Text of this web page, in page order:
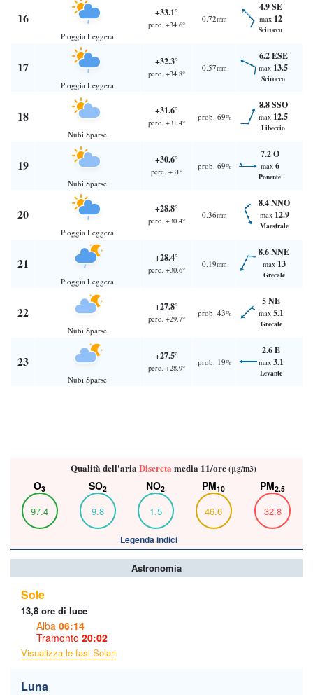
16
Pioggia Leggera
+33.1°
perc. +34.6°
0.72mm
4.9 SE
max 12
Scirocco
17
Pioggia Leggera
+32.3°
perc. +34.8°
0.57mm
6.2 ESE
max 13.5
Scirocco
18
Nubi Sparse
+31.6°
perc. +31.4°
prob. 69%
8.8 SSO
max 12.5
Libeccio
19
Nubi Sparse
+30.6°
perc. +31°
prob. 69%
7.2 O
max 6
Ponente
20
Pioggia Leggera
+28.8°
perc. +30.4°
0.36mm
8.4 NNO
max 12.9
Maestrale
21
Pioggia Leggera
+28.4°
perc. +30.6°
0.19mm
8.6 NNE
max 13
Grecale
22
Nubi Sparse
+27.8°
perc. +29.7°
prob. 43%
5 NE
max 5.1
Grecale
23
Nubi Sparse
+27.5°
perc. +28.9°
prob. 19%
2.6 E
max 3.1
Levante
Qualità dell'aria Discreta media 11/ore(μg/m3)
O3
97.4
SO2
9.8
NO2
1.5
PM10
46.6
PM2.5
32.8
Legenda indici
Astronomia
Sole
13,8 ore di luce
Alba 06:14
Tramonto 20:02
Visualizza le fasi Solari
Luna